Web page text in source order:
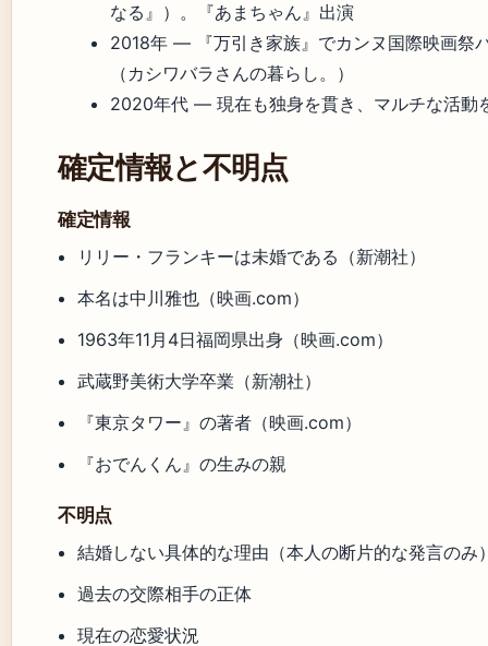
なる』）。『あまちゃん』出演
2018年 — 『万引き家族』でカンヌ国際映画祭
（カシワバラさんの暮らし。）
2020年代 — 現在も独身を貫き、マルチな活動
確定情報と不明点
確定情報
リリー・フランキーは未婚である（新潮社）
本名は中川雅也（映画.com）
1963年11月4日福岡県出身（映画.com）
武蔵野美術大学卒業（新潮社）
『東京タワー』の著者（映画.com）
『おでんくん』の生みの親
不明点
結婚しない具体的な理由（本人の断片的な発言のみ
過去の交際相手の正体
現在の恋愛状況